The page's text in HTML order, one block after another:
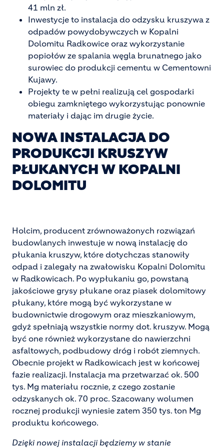
41 mln zł.
Inwestycje to instalacja do odzysku kruszywa z
odpadów powydobywczych w Kopalni
Dolomitu Radkowice oraz wykorzystanie
popiołów ze spalania węgla brunatnego jako
surowiec do produkcji cementu w Cementowni
Kujawy.
Projekty te w pełni realizują cel gospodarki
obiegu zamkniętego wykorzystując ponownie
materiały i dając im drugie życie.
NOWA INSTALACJA DO
PRODUKCJI KRUSZYW
PŁUKANYCH W KOPALNI
DOLOMITU
Holcim, producent zrównoważonych rozwiązań
budowlanych inwestuje w nową instalację do
płukania kruszyw, które dotychczas stanowiły
odpad i zalegały na zwałowisku Kopalni Dolomitu
w Radkowicach. Po wypłukaniu go, powstaną
jakościowe grysy płukane oraz piasek dolomitowy
płukany, które mogą być wykorzystane w
budownictwie drogowym oraz mieszkaniowym,
gdyż spełniają wszystkie normy dot. kruszyw. Mogą
być one również wykorzystane do nawierzchni
asfaltowych, podbudowy dróg i robót ziemnych.
Obecnie projekt w Radkowicach jest w końcowej
fazie realizacji. Instalacja ma przetwarzać ok. 500
tys. Mg materiału rocznie, z czego zostanie
odzyskanych ok. 70 proc. Szacowany wolumen
rocznej produkcji wyniesie zatem 350 tys. ton Mg
produktu końcowego.
Dzięki nowej instalacji będziemy w stanie